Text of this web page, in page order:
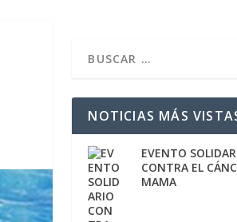
NOTICIAS MÁS
EVENTO
CONTRA EL
MAMA